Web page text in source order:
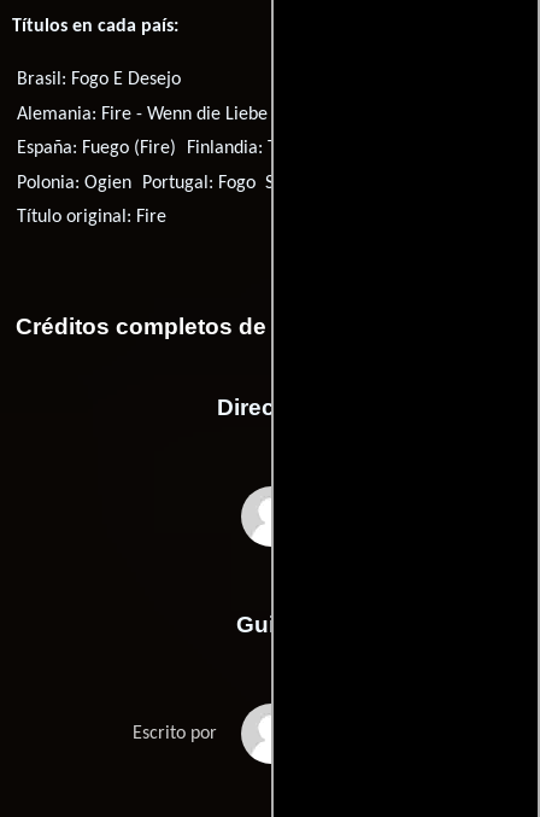
Títulos en cada país:
Brasil: Fogo E Desejo
Alemania: Fire - Wenn die Liebe Feuer fängt
España: Fuego (Fire) Finlandia: Tuli
Polonia:Ogien Portugal: Fogo Serbia:
Título original: Fire
Créditos completos de la película Fuego (Fire)
Dirección
Guión
Escrito por